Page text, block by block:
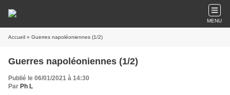
MENU
Accueil » Guerres napoléoniennes (1/2)
Guerres napoléoniennes (1/2)
Publié le 06/01/2021 à 14:30
Par Ph L